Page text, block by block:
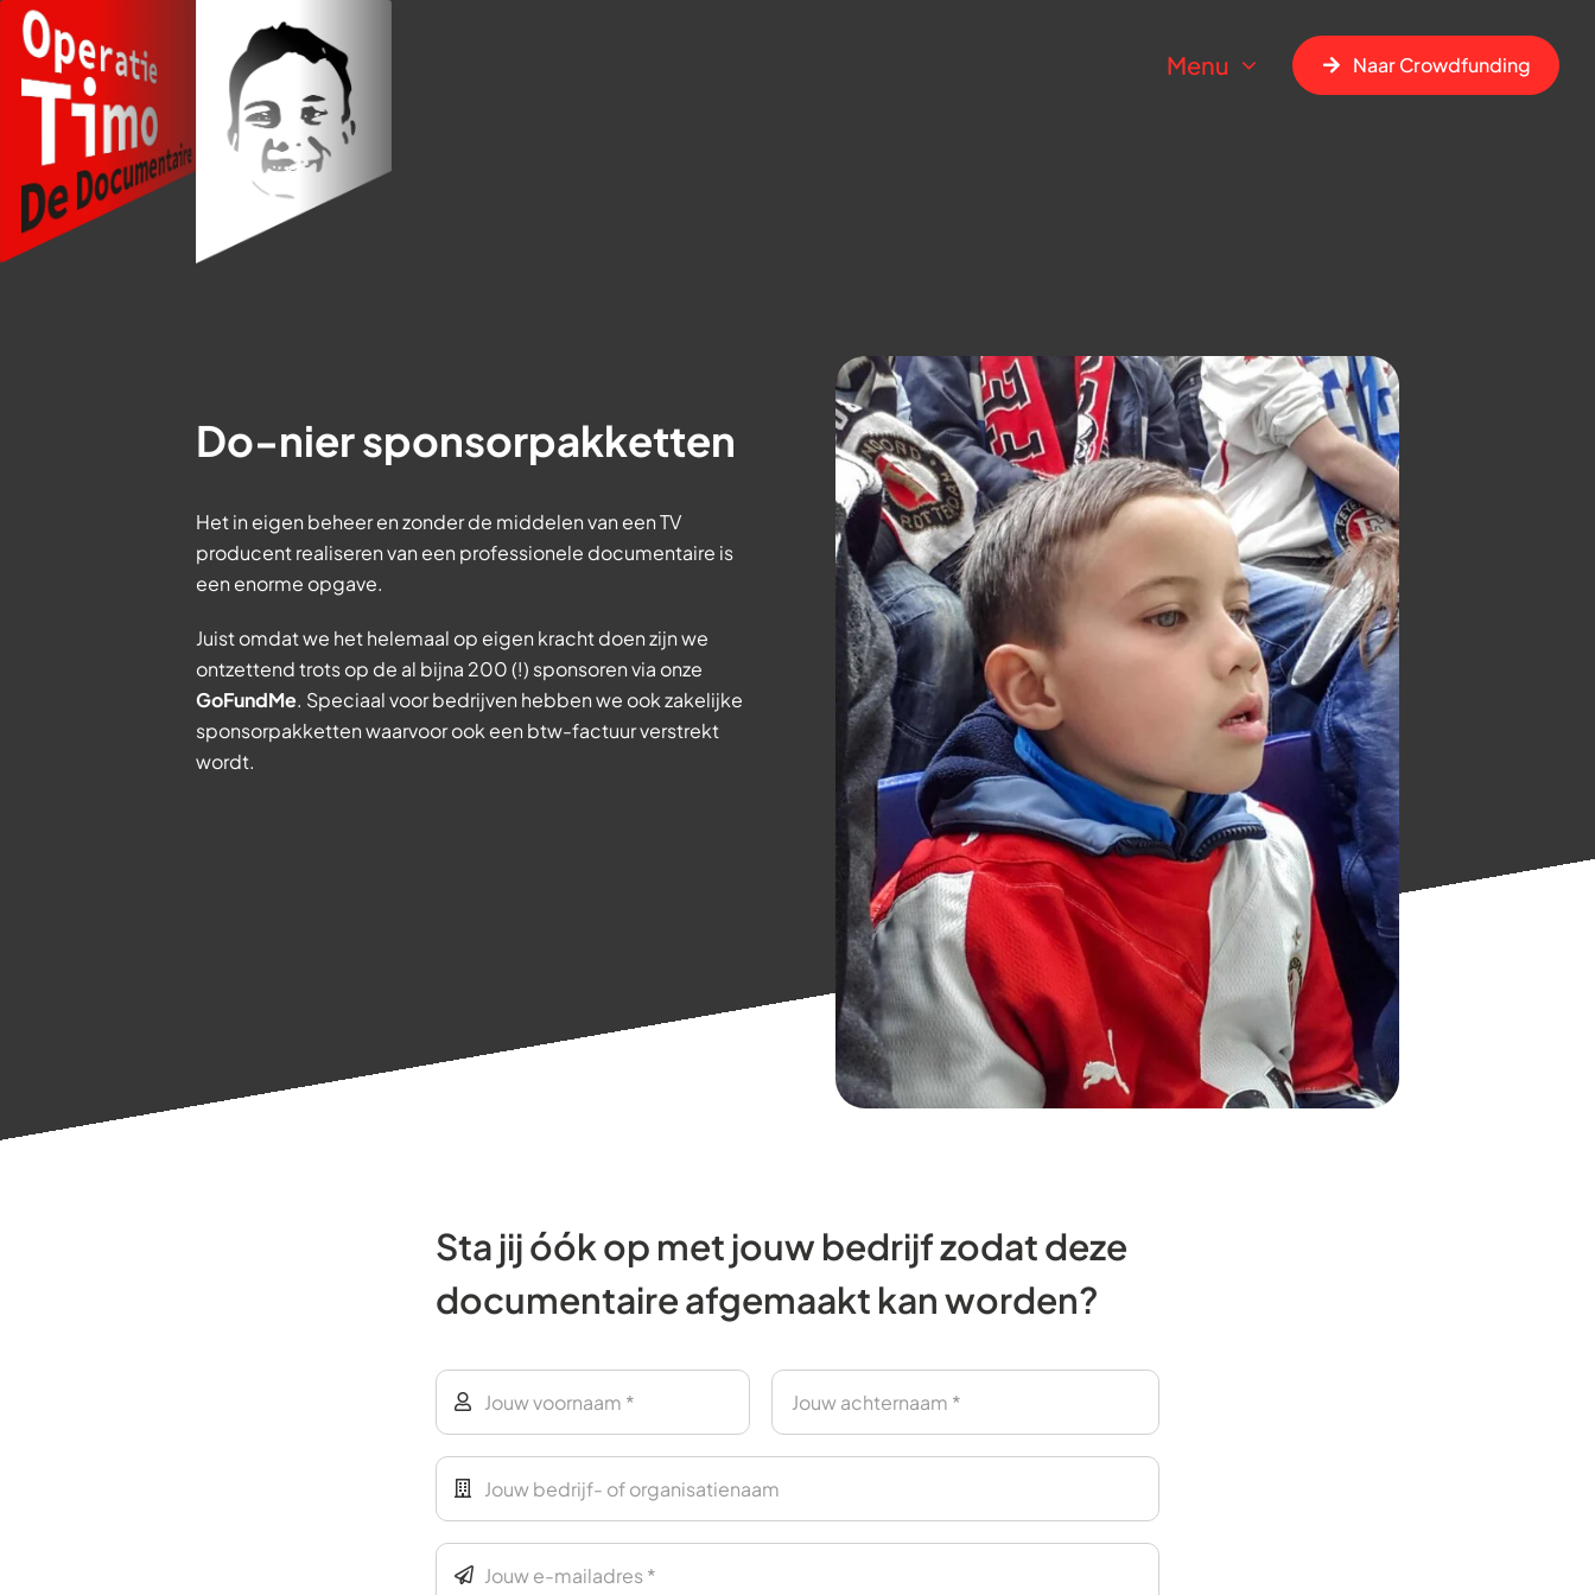
Skip
content
Menu Naar Crowdfunding
Do-nier sponsorpakketten
Het in eigen beheer en zonder de middelen van een TV
producent realiseren van een professionele documentaire is
een enorme opgave.
Juist omdat we het helemaal op eigen kracht doen zijn we
ontzettend trots op de al bijna 200 (!) sponsoren via onze
GoFundMe. Speciaal voor bedrijven hebben we ook zakelijke
sponsorpakketten waarvoor ook een btw-factuur verstrekt
wordt.
Sta jij óók op met jouw bedrijf zodat deze
documentaire afgemaakt kan worden?